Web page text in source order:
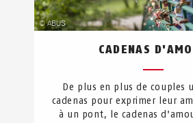
CADENAS
De plus en plus de couples
cadenas pour exprimer leur
à un pont, le cadenas